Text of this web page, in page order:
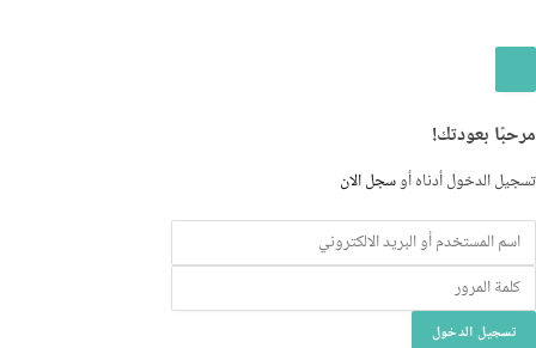
تسجيل
الدخول
التسجيل
مرحبًا بعودتك!
تسجيل الدخول أدناه أوسجل الان
تسجيل الدخول